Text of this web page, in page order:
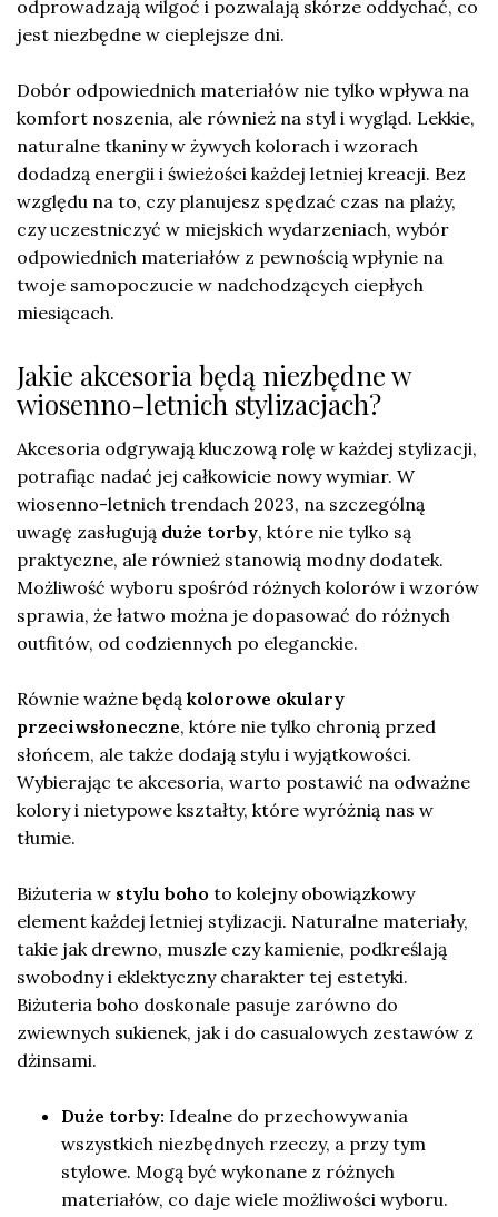
odprowadzają wilgoć i pozwalają skórze oddychać, co
jest niezbędne w cieplejsze dni.
Dobór odpowiednich materiałów nie tylko wpływa na
komfort noszenia, ale również na styl i wygląd. Lekkie,
naturalne tkaniny w żywych kolorach i wzorach
dodadzą energii i świeżości każdej letniej kreacji. Bez
względu na to, czy planujesz spędzać czas na plaży,
czy uczestniczyć w miejskich wydarzeniach, wybór
odpowiednich materiałów z pewnością wpłynie na
twoje samopoczucie w nadchodzących ciepłych
miesiącach.
Jakie akcesoria będą niezbędne w
wiosenno-letnich stylizacjach?
Akcesoria odgrywają kluczową rolę w każdej stylizacji,
potrafiąc nadać jej całkowicie nowy wymiar. W
wiosenno-letnich trendach 2023, na szczególną
uwagę zasługują duże torby, które nie tylko są
praktyczne, ale również stanowią modny dodatek.
Możliwość wyboru spośród różnych kolorów i wzorów
sprawia, że łatwo można je dopasować do różnych
outfitów, od codziennych po eleganckie.
Równie ważne będą kolorowe okulary
przeciwsłoneczne, które nie tylko chronią przed
słońcem, ale także dodają stylu i wyjątkowości.
Wybierając te akcesoria, warto postawić na odważne
kolory i nietypowe kształty, które wyróżnią nas w
tłumie.
Biżuteria w stylu boho to kolejny obowiązkowy
element każdej letniej stylizacji. Naturalne materiały,
takie jak drewno, muszle czy kamienie, podkreślają
swobodny i eklektyczny charakter tej estetyki.
Biżuteria boho doskonale pasuje zarówno do
zwiewnych sukienek, jak i do casualowych zestawów z
dżinsami.
Duże torby: Idealne do przechowywania
wszystkich niezbędnych rzeczy, a przy tym
stylowe. Mogą być wykonane z różnych
materiałów, co daje wiele możliwości wyboru.